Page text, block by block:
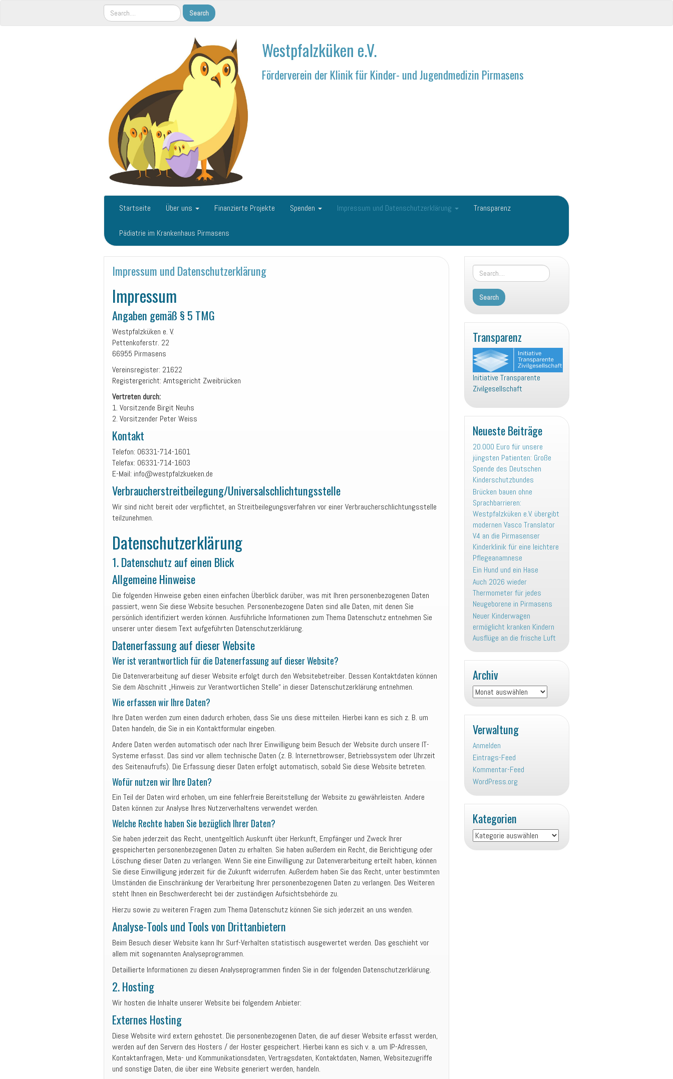
Westpfalzküken e.V.
Förderverein der Klinik für Kinder- und Jugendmedizin Pirmasens
Startseite Über uns Finanzierte Projekte Spenden Impressum und Datenschutzerklärung Transparenz
Pädiatrie im Krankenhaus Pirmasens
Impressum und Datenschutzerklärung
Impressum
Angaben gemäß § 5 TMG
Westpfalzküken e. V.
Pettenkoferstr. 22
66955 Pirmasens
Vereinsregister: 21622
Registergericht: Amtsgericht Zweibrücken
Vertreten durch:
1. Vorsitzende Birgit Neuhs
2. Vorsitzender Peter Weiss
Kontakt
Telefon: 06331-714-1601
Telefax: 06331-714-1603
E-Mail: info@westpfalzkueken.de
Verbraucher­streit­beilegung/Universal­schlichtungs­stelle
Wir sind nicht bereit oder verpflichtet, an Streitbeilegungsverfahren vor einer Verbraucherschlichtungsstelle
teilzunehmen.
Datenschutz­erklärung
1. Datenschutz auf einen Blick
Allgemeine Hinweise
Die folgenden Hinweise geben einen einfachen Überblick darüber, was mit Ihren personenbezogenen Daten
passiert, wenn Sie diese Website besuchen. Personenbezogene Daten sind alle Daten, mit denen Sie
persönlich identifiziert werden können. Ausführliche Informationen zum Thema Datenschutz entnehmen Sie
unserer unter diesem Text aufgeführten Datenschutzerklärung.
Datenerfassung auf dieser Website
Wer ist verantwortlich für die Datenerfassung auf dieser Website?
Die Datenverarbeitung auf dieser Website erfolgt durch den Websitebetreiber. Dessen Kontaktdaten können
Sie dem Abschnitt „Hinweis zur Verantwortlichen Stelle“ in dieser Datenschutzerklärung entnehmen.
Wie erfassen wir Ihre Daten?
Ihre Daten werden zum einen dadurch erhoben, dass Sie uns diese mitteilen. Hierbei kann es sich z. B. um
Daten handeln, die Sie in ein Kontaktformular eingeben.
Andere Daten werden automatisch oder nach Ihrer Einwilligung beim Besuch der Website durch unsere IT-
Systeme erfasst. Das sind vor allem technische Daten (z. B. Internetbrowser, Betriebssystem oder Uhrzeit
des Seitenaufrufs). Die Erfassung dieser Daten erfolgt automatisch, sobald Sie diese Website betreten.
Wofür nutzen wir Ihre Daten?
Ein Teil der Daten wird erhoben, um eine fehlerfreie Bereitstellung der Website zu gewährleisten. Andere
Daten können zur Analyse Ihres Nutzerverhaltens verwendet werden.
Welche Rechte haben Sie bezüglich Ihrer Daten?
Sie haben jederzeit das Recht, unentgeltlich Auskunft über Herkunft, Empfänger und Zweck Ihrer
gespeicherten personenbezogenen Daten zu erhalten. Sie haben außerdem ein Recht, die Berichtigung oder
Löschung dieser Daten zu verlangen. Wenn Sie eine Einwilligung zur Datenverarbeitung erteilt haben, können
Sie diese Einwilligung jederzeit für die Zukunft widerrufen. Außerdem haben Sie das Recht, unter bestimmten
Umständen die Einschränkung der Verarbeitung Ihrer personenbezogenen Daten zu verlangen. Des Weiteren
steht Ihnen ein Beschwerderecht bei der zuständigen Aufsichtsbehörde zu.
Hierzu sowie zu weiteren Fragen zum Thema Datenschutz können Sie sich jederzeit an uns wenden.
Analyse-Tools und Tools von Dritt­anbietern
Beim Besuch dieser Website kann Ihr Surf-Verhalten statistisch ausgewertet werden. Das geschieht vor
allem mit sogenannten Analyseprogrammen.
Detaillierte Informationen zu diesen Analyseprogrammen finden Sie in der folgenden Datenschutzerklärung.
2. Hosting
Wir hosten die Inhalte unserer Website bei folgendem Anbieter:
Externes Hosting
Diese Website wird extern gehostet. Die personenbezogenen Daten, die auf dieser Website erfasst werden,
werden auf den Servern des Hosters / der Hoster gespeichert. Hierbei kann es sich v. a. um IP-Adressen,
Kontaktanfragen, Meta- und Kommunikationsdaten, Vertragsdaten, Kontaktdaten, Namen, Websitezugriffe
und sonstige Daten, die über eine Website generiert werden, handeln.
Transparenz
Initiative Transparente
Zivilgesellschaft
Neueste Beiträge
20.000 Euro für unsere
jüngsten Patienten: Große
Spende des Deutschen
Kinderschutzbundes
Brücken bauen ohne
Sprachbarrieren:
Westpfalzküken e.V. übergibt
modernen Vasco Translator
V4 an die Pirmasenser
Kinderklinik für eine leichtere
Pflegeanamnese
Ein Hund und ein Hase
Auch 2026 wieder
Thermometer für jedes
Neugeborene in Pirmasens
Neuer Kinderwagen
ermöglicht kranken Kindern
Ausflüge an die frische Luft
Archiv
Archiv
Verwaltung
Anmelden
Eintrags-Feed
Kommentar-Feed
WordPress.org
Kategorien
Kategorien